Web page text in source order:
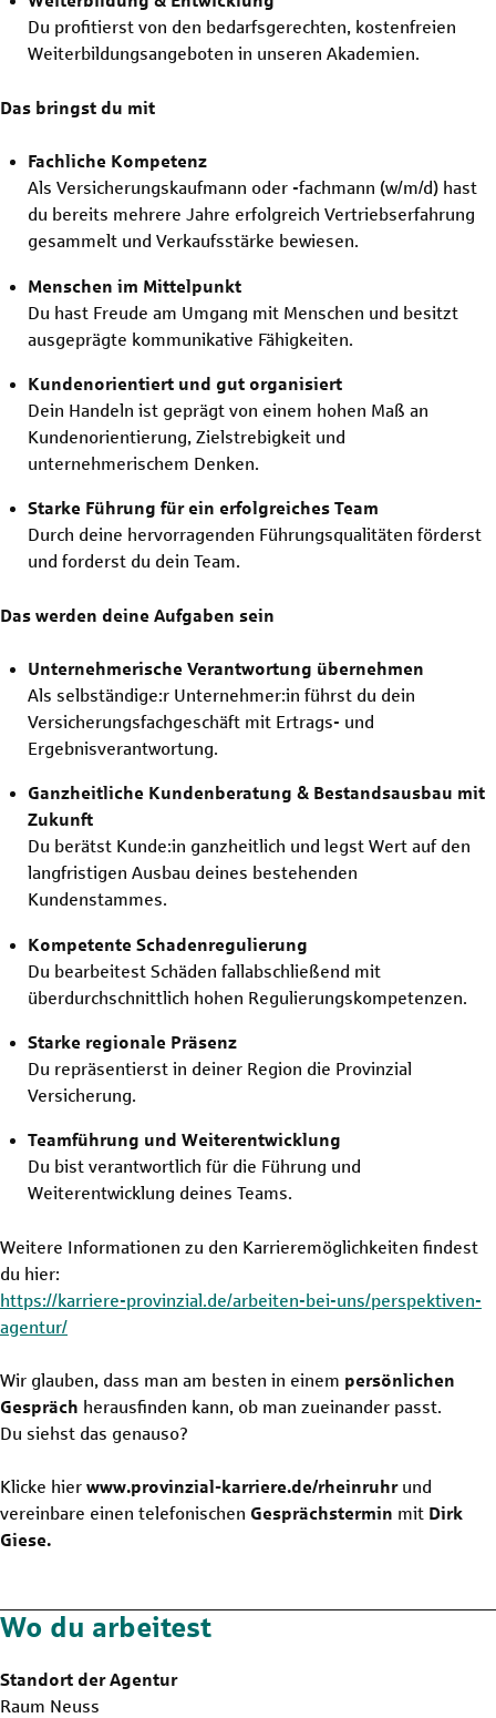
Du profitierst von den bedarfsgerechten, kostenfreien
Weiterbildungsangeboten in unseren Akademien.
Das bringst du mit
Fachliche Kompetenz
Als Versicherungskaufmann oder -fachmann (w/m/d) hast
du bereits mehrere Jahre erfolgreich Vertriebserfahrung
gesammelt und Verkaufsstärke bewiesen.
Menschen im Mittelpunkt
Du hast Freude am Umgang mit Menschen und besitzt
ausgeprägte kommunikative Fähigkeiten.
Kundenorientiert und gut organisiert
Dein Handeln ist geprägt von einem hohen Maß an
Kundenorientierung, Zielstrebigkeit und
unternehmerischem Denken.
Starke Führung für ein erfolgreiches Team
Durch deine hervorragenden Führungsqualitäten förderst
und forderst du dein Team.
Das werden deine Aufgaben sein
Unternehmerische Verantwortung übernehmen
Als selbständige:r Unternehmer:in führst du dein
Versicherungsfachgeschäft mit Ertrags- und
Ergebnisverantwortung.
Ganzheitliche Kundenberatung & Bestandsausbau mit
Zukunft
Du berätst Kunde:in ganzheitlich und legst Wert auf den
langfristigen Ausbau deines bestehenden
Kundenstammes.
Kompetente Schadenregulierung
Du bearbeitest Schäden fallabschließend mit
überdurchschnittlich hohen Regulierungskompetenzen.
Starke regionale Präsenz
Du repräsentierst in deiner Region die Provinzial
Versicherung.
Teamführung und Weiterentwicklung
Du bist verantwortlich für die Führung und
Weiterentwicklung deines Teams.
Weitere Informationen zu den Karrieremöglichkeiten findest
du hier:
https://karriere-provinzial.de/arbeiten-bei-uns/perspektiven-
agentur/
Wir glauben, dass man am besten in einem persönlichen
Gespräch herausfinden kann, ob man zueinander passt.
Du siehst das genauso?
Klicke hier www.provinzial-karriere.de/rheinruhr und
vereinbare einen telefonischen Gesprächstermin mit Dirk
Giese.
Wo du arbeitest
Standort der Agentur
Raum Neuss